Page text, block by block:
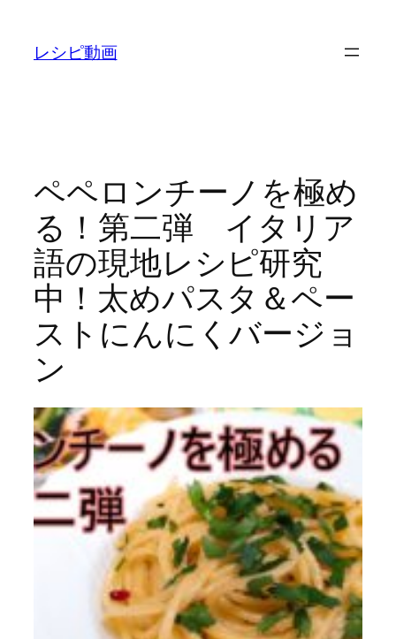
レシピ動画
ペペロンチーノを極め
る！第二弾 イタリア
語の現地レシピ研究
中！太めパスタ＆ペー
ストにんにくバージョ
ン